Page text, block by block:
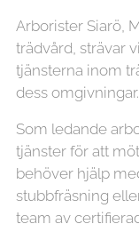
Arborister Siarö,
trädvård, strävar
tjänsterna inom
dess
Som ledande
tjänster för att
behöver hjälp
stubbfräsning
team av